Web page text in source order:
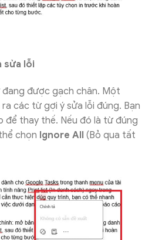
sửa lỗi
được gạch chân. Một
các từ gợi ý sửa lỗi đúng. Bạn
để thay thế. Nếu đó là từ đúng
chọn Ignore All (Bỏ qua tất